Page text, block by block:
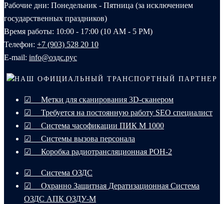
Рабочие дни: Понедельник - Пятница (за исключением
государственных праздников)
Время работы: 10:00 - 17:00 (10 AM - 5 PM)
Телефон: +7 (903) 528 20 10‬
E-mail: info@оздс.рус
НАШ ОФИЦИАЛЬНЫЙ ТРАНСПОРТНЫЙ ПАРТНЕР
☑ Метки для сканирования 3D-сканером
☑ Требуется на постоянную работу SEO специалист
☑ Система часофикации ПИК М 1000
☑ Системы вызова персонала
☑ Коробка радиотрансляционная РОН-2
☑ Система ОЗДС
☑ Охранно Защитная Дератизационная Система
ОЗДС АПК ОЗДУ-М